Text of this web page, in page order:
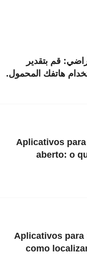
قم بتقدير
هاتفك المحمول.
Aplicativos
aberto: o
Aplicativos
como